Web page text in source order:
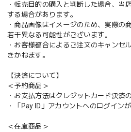
・転売目的の購入と判断した場合、当
する場合があります。
・商品画像はイメージのため、実際の
若干異なる可能性がございます。
・お客様都合によるご注文のキャンセ
きかねます。
【決済について】
＜予約商品＞
・お支払方法はクレジットカード決済
・「Pay ID」アカウントへのログイン
＜在庫商品＞